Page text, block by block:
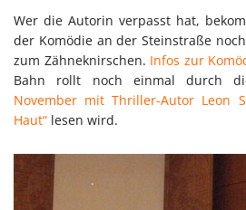
Wer die Autorin verpasst hat,
der Komödie an der Steinstraße
zum Zähneknirschen. Infos zur
Bahn rollt noch einmal durch
November mit Thriller-Autor Leon
Haut“ lesen wird.